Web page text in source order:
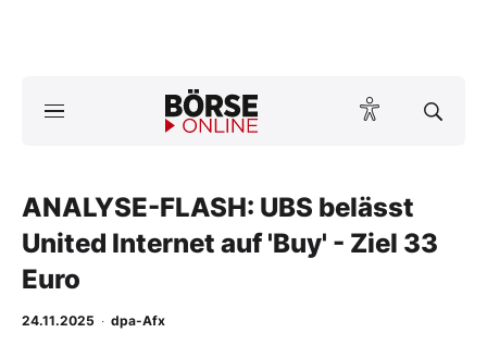
Anlageprodukte
Finanz-Check
Abo & Shop
ANALYSE-FLASH: UBS belässt
United Internet auf 'Buy' - Ziel 33
Euro
24.11.2025 · dpa-Afx